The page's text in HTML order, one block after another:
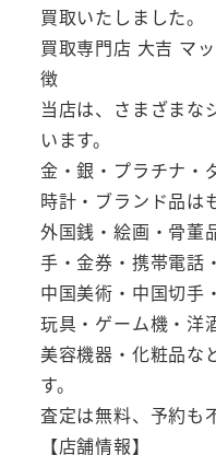
買取いたしました。
買取専門店 大吉 マ
徴
当店は、さまざまな
います。
金・銀・プラチナ・
時計・ブランド品は
外国銭・絵画・骨董
手・金券・携帯電話
中国美術・中国切手
玩具・ゲーム機・洋
美容機器・化粧品な
す。
査定は無料、予約も
【店舗情報】